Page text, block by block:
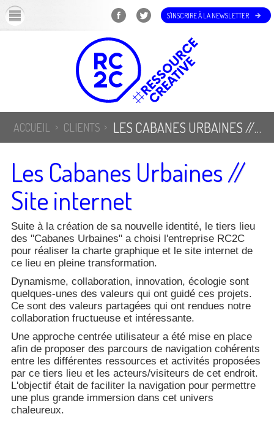
S'INSCRIRE À LA NEWSLETTER
ACCUEIL CLIENTS LES CABANES URBAINES // SITE INTERNET
Les Cabanes Urbaines //
Site internet
Suite à la création de sa nouvelle identité, le tiers lieu
des "Cabanes Urbaines" a choisi l'entreprise RC2C
pour réaliser la charte graphique et le site internet de
ce lieu en pleine transformation.
Dynamisme, collaboration, innovation, écologie sont
quelques-unes des valeurs qui ont guidé ces projets.
Ce sont des valeurs partagées qui ont rendues notre
collaboration fructueuse et intéressante.
Une approche centrée utilisateur a été mise en place
afin de proposer des parcours de navigation cohérents
entre les différentes ressources et activités proposées
par ce tiers lieu et les acteurs/visiteurs de cet endroit.
L'objectif était de faciliter la navigation pour permettre
une plus grande immersion dans cet univers
chaleureux.